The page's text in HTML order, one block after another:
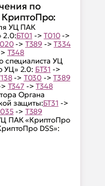
по
КриптоПро:
УЦ ПАК
2.0:БТ01 ->Т010->
-> Т389 ->Т334
Т348
специалиста УЦ
УЦ» 2.0: БТ31 ->
-> Т030 ->Т389
Т347->Т348
Органа
защиты:БТ31 ->
-> Т389
ПАК «КриптоПро
DSS»: